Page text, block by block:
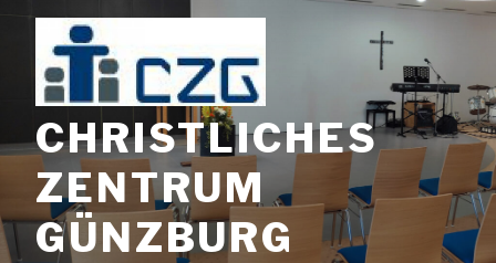
springen
CHRISTLICHES
ZENTRUM
GÜNZBURG